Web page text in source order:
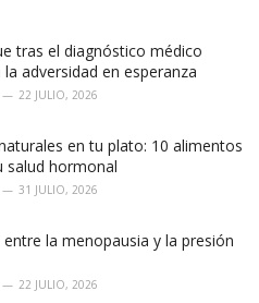
tras el diagnóstico médico
adversidad en esperanza
22 JULIO, 2026
en tu plato: 10 alimentos
salud hormonal
31 JULIO, 2026
entre la menopausia y la presión
22 JULIO, 2026